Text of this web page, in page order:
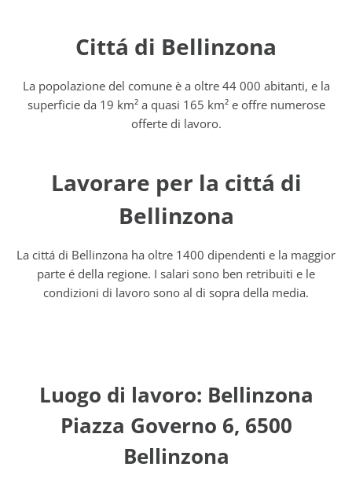
Cittá di Bellinzona
La popolazione del comune è a oltre 44 000 abitanti, e la
superficie da 19 km² a quasi 165 km² e offre numerose
offerte di lavoro.
Lavorare per la cittá di
Bellinzona
La cittá di Bellinzona ha oltre 1400 dipendenti e la maggior
parte é della regione. I salari sono ben retribuiti e le
condizioni di lavoro sono al di sopra della media.
Luogo di lavoro: Bellinzona
Piazza Governo 6, 6500
Bellinzona